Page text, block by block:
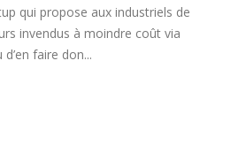
qui propose aux industriels de
invendus à moindre coût via
faire don...